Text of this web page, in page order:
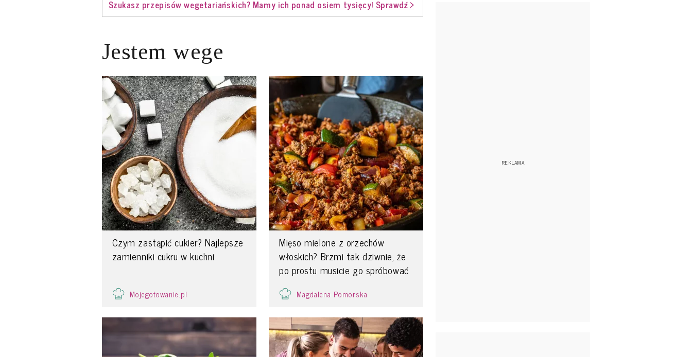
Szukasz przepisów wegetariańskich? Mamy ich ponad osiem tysięcy! Sprawdź >
Jestem wege
Czym zastąpić cukier? Najlepsze
zamienniki cukru w kuchni
Mojegotowanie.pl
Mięso mielone z orzechów
włoskich? Brzmi tak dziwnie, że
po prostu musicie go spróbować
Magdalena Pomorska